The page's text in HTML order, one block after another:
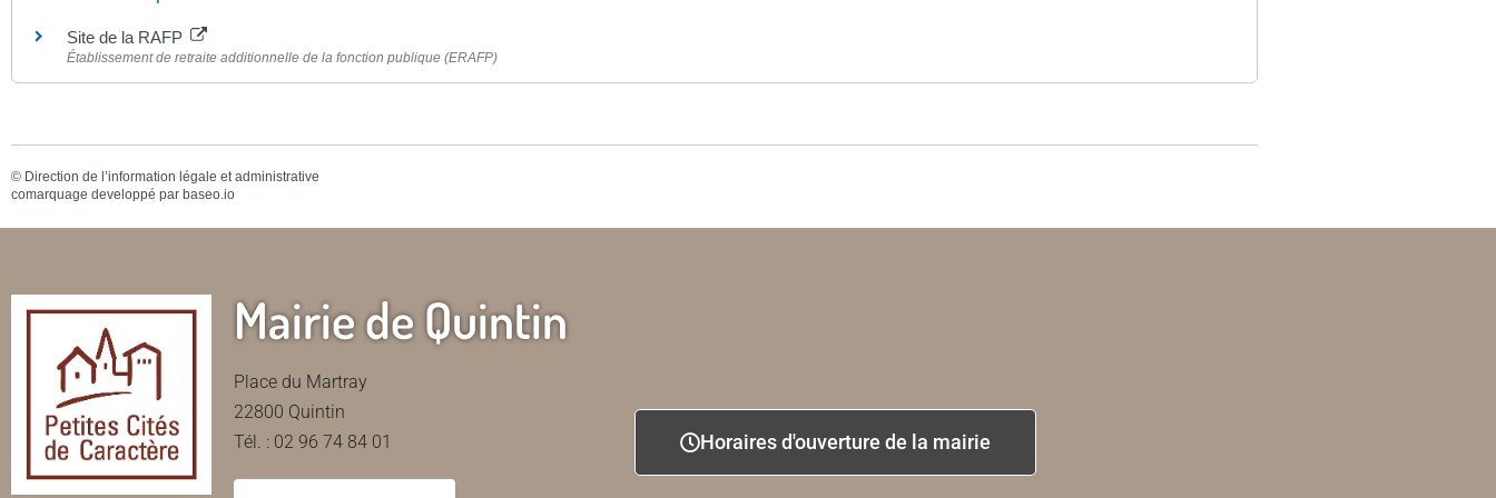
Site de la RAFP
Établissement de retraite additionnelle de la fonction publique (ERAFP)
© Direction de l’information légale et administrative
comarquage developpé par baseo.io
Mairie de Quintin
Place du Martray
22800 Quintin
Tél. : 02 96 74 84 01
Horaires d'ouverture de la mairie